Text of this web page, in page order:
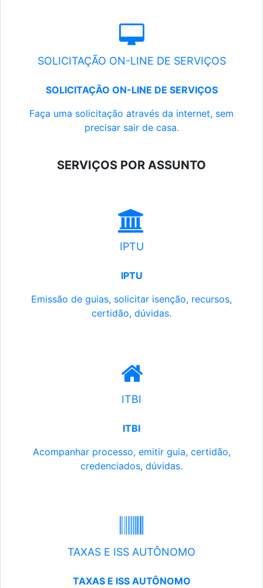
SOLICITAÇÃO ON-LINE DE SERVIÇOS
SOLICITAÇÃO ON-LINE DE SERVIÇOS
Faça uma solicitação através da internet, sem
precisar sair de casa.
SERVIÇOS POR ASSUNTO
IPTU
IPTU
Emissão de guias, solicitar isenção, recursos,
certidão, dúvidas.
ITBI
ITBI
Acompanhar processo, emitir guia, certidão,
credenciados, dúvidas.
TAXAS E ISS AUTÔNOMO
TAXAS E ISS AUTÔNOMO